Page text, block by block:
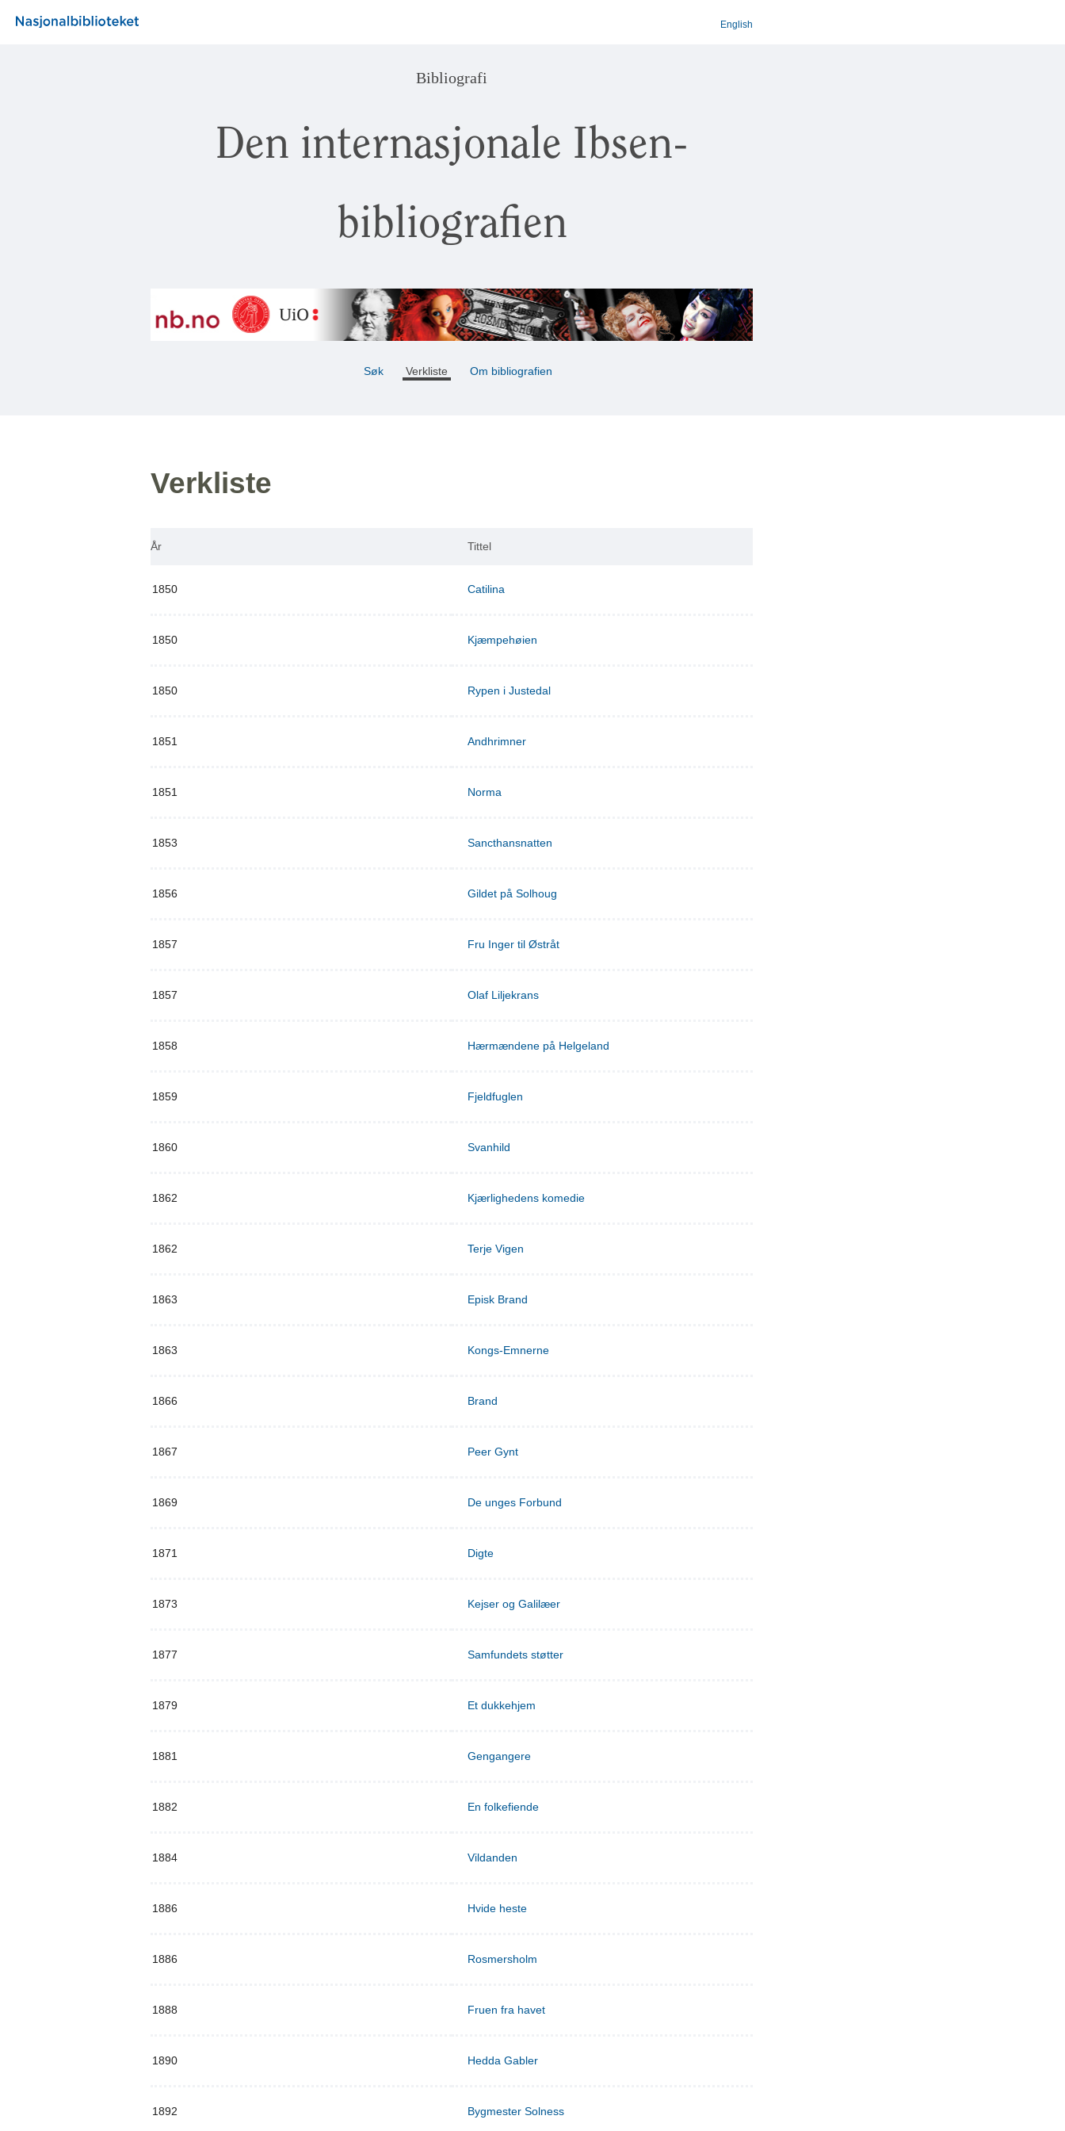
English
Bibliografi
Den internasjonale Ibsen-
bibliografien
Søk Verkliste Om bibliografien
Verkliste
År Tittel
1850 Catilina
1850 Kjæmpehøien
1850 Rypen i Justedal
1851 Andhrimner
1851 Norma
1853 Sancthansnatten
1856 Gildet på Solhoug
1857 Fru Inger til Østråt
1857 Olaf Liljekrans
1858 Hærmændene på Helgeland
1859 Fjeldfuglen
1860 Svanhild
1862 Kjærlighedens komedie
1862 Terje Vigen
1863 Episk Brand
1863 Kongs-Emnerne
1866 Brand
1867 Peer Gynt
1869 De unges Forbund
1871 Digte
1873 Kejser og Galilæer
1877 Samfundets støtter
1879 Et dukkehjem
1881 Gengangere
1882 En folkefiende
1884 Vildanden
1886 Hvide heste
1886 Rosmersholm
1888 Fruen fra havet
1890 Hedda Gabler
1892 Bygmester Solness